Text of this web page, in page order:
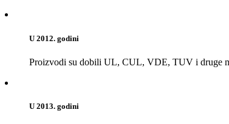
U 2012. godini
Proizvodi su dobili UL, CUL, VDE, TUV i druge
U 2013. godini